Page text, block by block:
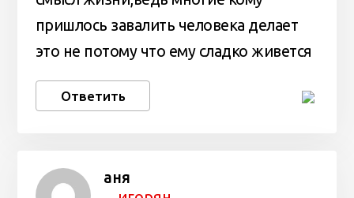
пришлось завалить человека делает
это не потому что ему сладко живется
Ответить
аня